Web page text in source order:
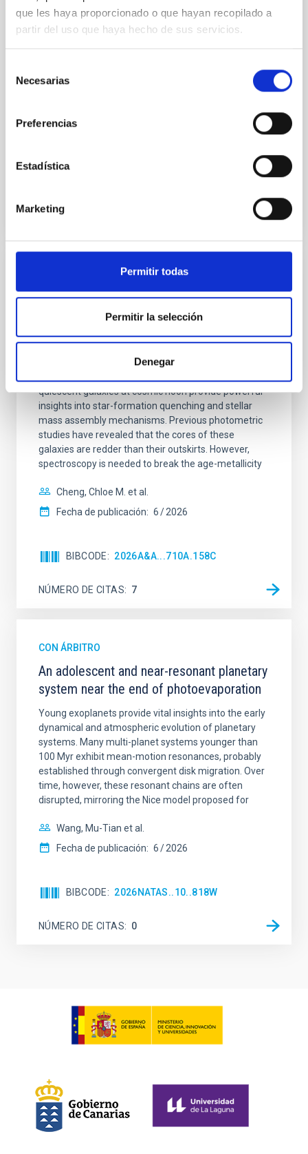
que les haya proporcionado o que hayan recopilado a
partir del uso que haya hecho de sus servicios.
Necesarias
Preferencias
Estadística
Marketing
Permitir todas
Permitir la selección
Denegar
In a magnetically dominated model of star formation,
we expect to see alignments between the magnetic
field orientation of star-forming dense cores and the
cloud-scale magnetic field. A. Pandhi et al. showed
their angular momentum vectors appear random
Yin, Sean et al.
NÚMERO DE CITAS
Clues to inside-out quenching in quiescent
galaxies at 1.2 ≲ z ≲ 2.2: Age, Fe-, and
Mg-abundance gradients from JWST-
quiescent galaxies at cosmic noon provide powerful
insights into star-formation quenching and stellar
mass assembly mechanisms. Previous photometric
studies have revealed that the cores of these
galaxies are redder than their outskirts. However,
spectroscopy is needed to break the age-metallicity
Cheng, Chloe M. et al.
Fecha de publicación: 6 2026
BIBCODE 2026A&A...710A.158C
NÚMERO DE CITAS 7
CON ÁRBITRO
An adolescent and near-resonant planetary
system near the end of photoevaporation
Young exoplanets provide vital insights into the early
dynamical and atmospheric evolution of planetary
systems. Many multi-planet systems younger than
100 Myr exhibit mean-motion resonances, probably
established through convergent disk migration. Over
time, however, these resonant chains are often
disrupted, mirroring the Nice model proposed for
Wang, Mu-Tian et al.
Fecha de publicación: 6 2026
BIBCODE 2026NATAS..10..818W
NÚMERO DE CITAS 0